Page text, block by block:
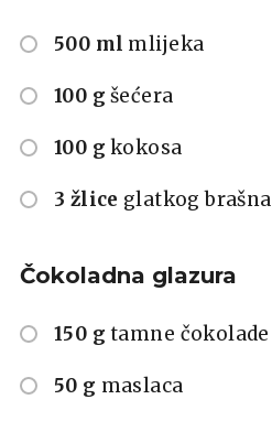
500 ml mlijeka
100 g šećera
100 g kokosa
3 žlice glatkog brašna
Čokoladna glazura
150 g tamne čokolade
50 g maslaca